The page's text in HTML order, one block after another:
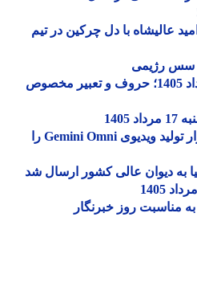
با دل چرکین در تیم
رژیمی
فال ابجد فردا یکشنبه 18 مرداد 1405؛ حروف و تعبیر مخصوص
گوگل دسترسی رایگان به ابزار تولید ویدیوی Gemini Omni را
دیوان عالی کشور ارسال شد
روز خبرنگار